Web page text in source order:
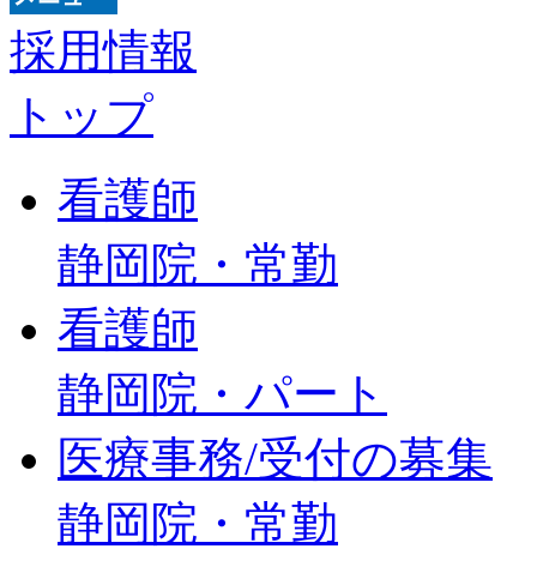
採用情報
トップ
看護師
静岡院・常勤
看護師
静岡院・パート
医療事務/受付の募集
静岡院・常勤